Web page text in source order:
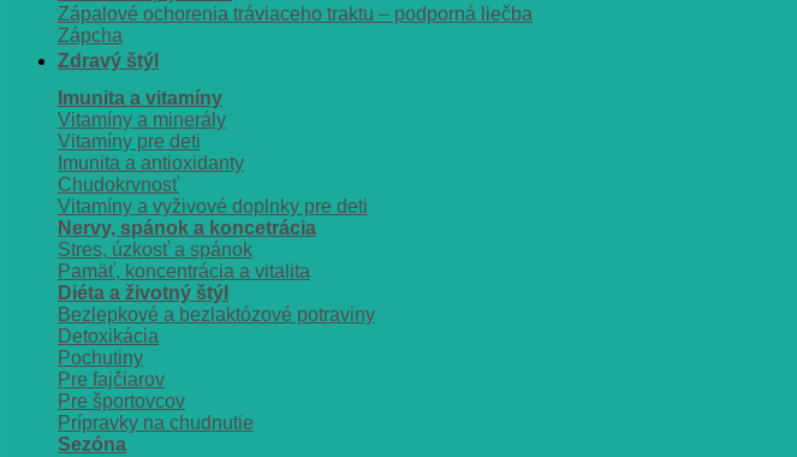
Zápalové ochorenia tráviaceho traktu – podporná liečba
Zápcha
Zdravý štýl
Imunita a vitamíny
Vitamíny a minerály
Vitamíny pre deti
Imunita a antioxidanty
Chudokrvnosť
Vitamíny a vyživové doplnky pre deti
Nervy, spánok a koncetrácia
Stres, úzkosť a spánok
Pamäť, koncentrácia a vitalita
Diéta a životný štýl
Bezlepkové a bezlaktózové potraviny
Detoxikácia
Pochutiny
Pre fajčiarov
Pre športovcov
Prípravky na chudnutie
Sezóna